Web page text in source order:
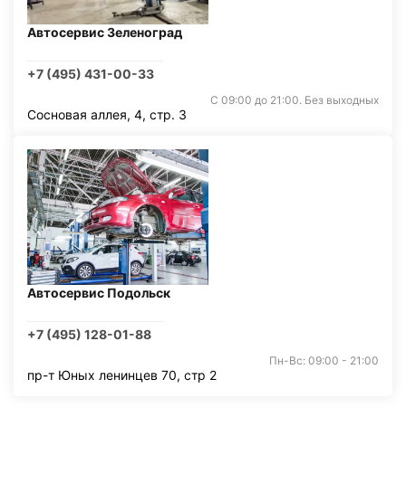
Автосервис Зеленоград
+7 (495) 431-00-33
С 09:00 до 21:00. Без выходных
Сосновая аллея, 4, стр. 3
Автосервис Подольск
+7 (495) 128-01-88
Пн-Вс: 09:00 - 21:00
пр-т Юных ленинцев 70, стр 2